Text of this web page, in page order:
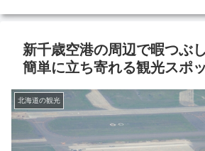
新千歳空港の周辺で暇つぶ
簡単に立ち寄れる観光スポ
北海道の観光